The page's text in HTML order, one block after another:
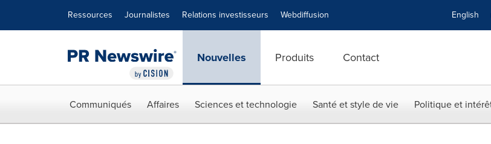
Ressources Journalistes Relations investisseurs Webdiffusion English
Nouvelles Produits Contact
Communiqués Affaires Sciences et technologie Santé et style de vie Politique et